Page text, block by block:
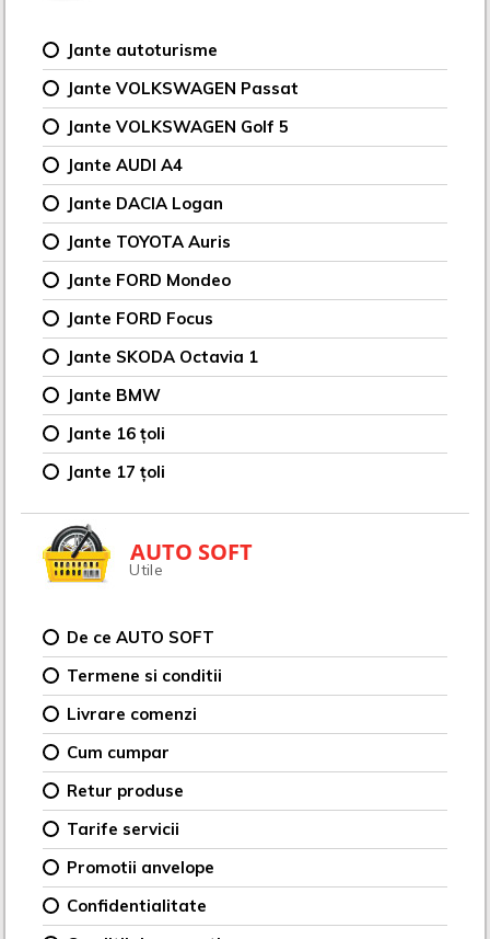
Jante autoturisme
Jante VOLKSWAGEN Passat
Jante VOLKSWAGEN Golf 5
Jante AUDI A4
Jante DACIA Logan
Jante TOYOTA Auris
Jante FORD Mondeo
Jante FORD Focus
Jante SKODA Octavia 1
Jante BMW
Jante 16 țoli
Jante 17 țoli
AUTO SOFT
Utile
De ce AUTO SOFT
Termene si conditii
Livrare comenzi
Cum cumpar
Retur produse
Tarife servicii
Promotii anvelope
Confidentialitate